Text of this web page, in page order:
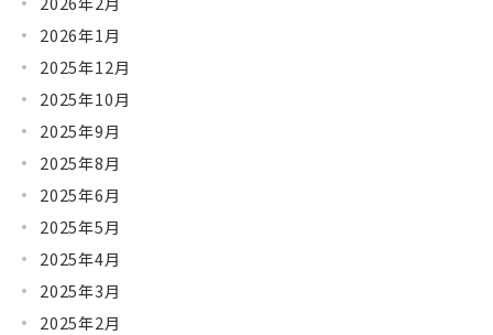
2026年1月
2025年12月
2025年10月
2025年9月
2025年8月
2025年6月
2025年5月
2025年4月
2025年3月
2025年2月